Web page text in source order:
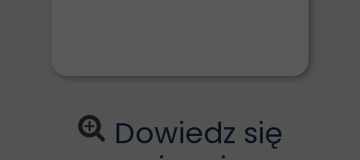
Dowiedz się